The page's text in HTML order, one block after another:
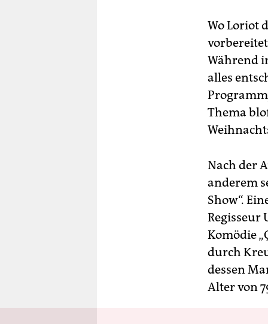
Wo Loriot
Während
alles
Thema
Nach der
anderem
Show“.
Regisseur
Komödie
durch
dessen
Alter von